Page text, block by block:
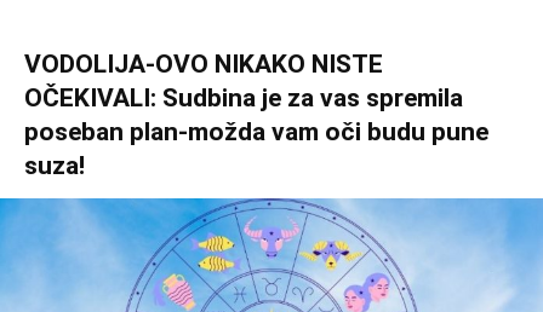
VODOLIJA-OVO NIKAKO NISTE
OČEKIVALI: Sudbina je za vas spremila
poseban plan-možda vam oči budu pune
suza!